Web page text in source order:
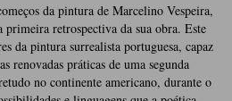
da pintura de Marcelino Vespeira,
primeira retrospectiva da sua obra. Este
da pintura surrealista portuguesa, capaz
renovadas práticas de uma segunda
no continente americano, durante o